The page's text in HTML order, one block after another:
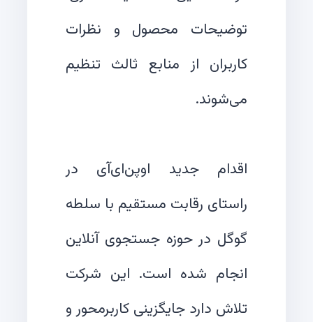
توضیحات محصول و نظرات
کاربران از منابع ثالث تنظیم
اقدام جدید اوپن‌ای‌آی در
راستای رقابت مستقیم با سلطه
گوگل در حوزه جستجوی آنلاین
انجام شده است. این شرکت
تلاش دارد جایگزینی کاربرمحور و